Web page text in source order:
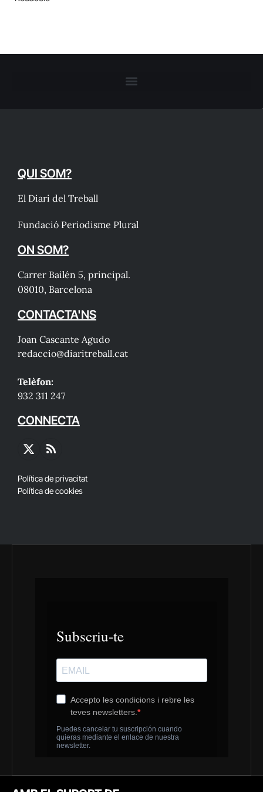
QUI SOM?
El Diari del Treball
Fundació Periodisme Plural
ON SOM?
Carrer Bailén 5, principal.
08010, Barcelona
CONTACTA'NS
Joan Cascante Agudo
redaccio@diaritreball.cat
Telèfon:
932 311 247
CONNECTA
X
RSS
Política de privacitat
Política de cookies